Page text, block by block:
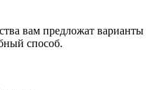
вам предложат варианты
способ.